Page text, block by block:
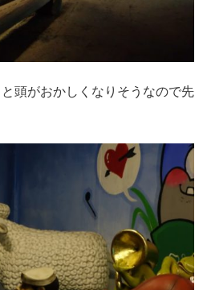
頭がおかしくなりそうなので先